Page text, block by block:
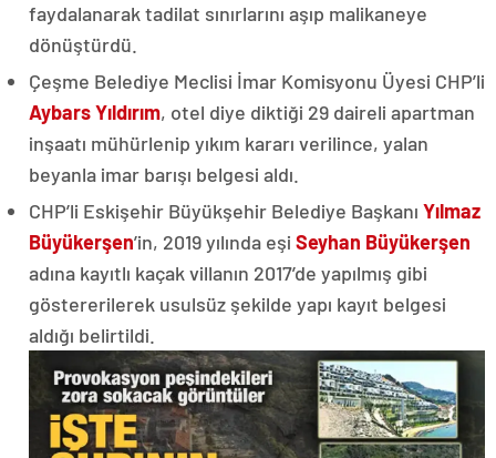
faydalanarak tadilat sınırlarını aşıp malikaneye
dönüştürdü.
Çeşme Belediye Meclisi İmar Komisyonu Üyesi CHP’li
Aybars Yıldırım, otel diye diktiği 29 daireli apartman
inşaatı mühürlenip yıkım kararı verilince, yalan
beyanla imar barışı belgesi aldı.
CHP’li Eskişehir Büyükşehir Belediye Başkanı Yılmaz
Büyükerşen’in, 2019 yılında eşi Seyhan Büyükerşen
adına kayıtlı kaçak villanın 2017’de yapılmış gibi
göstererilerek usulsüz şekilde yapı kayıt belgesi
aldığı belirtildi.